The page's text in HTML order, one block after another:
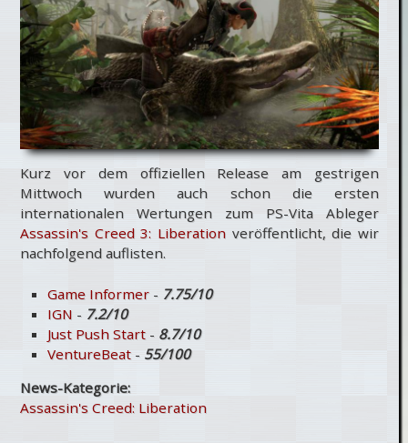
Kurz vor dem offiziellen Release am gestrigen
Mittwoch wurden auch schon die ersten
internationalen Wertungen zum PS-Vita Ableger
Assassin's Creed 3: Liberation veröffentlicht, die wir
nachfolgend auflisten.
Game Informer - 7.75/10
IGN - 7.2/10
Just Push Start - 8.7/10
VentureBeat - 55/100
News-Kategorie:
Assassin's Creed: Liberation